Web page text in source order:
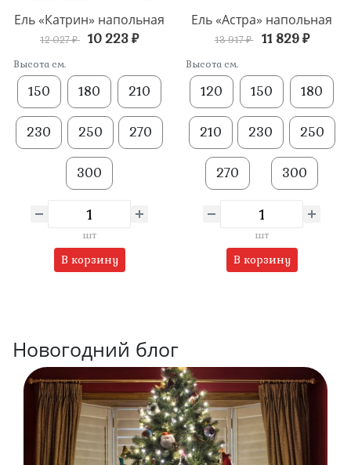
Ель «Катрин» напольная
12 027 ₽ 10 223 ₽
Высота см.
150 180 210
230 250 270
300
шт
В корзину
Ель «Астра» напольная
13 917 ₽ 11 829 ₽
Высота см.
120 150 180
210 230 250
270 300
шт
В корзину
Новогодний блог